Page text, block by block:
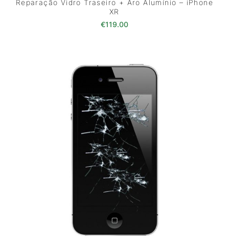
Reparação Vidro Traseiro + Aro Alumínio – iPhone
XR
€119.00